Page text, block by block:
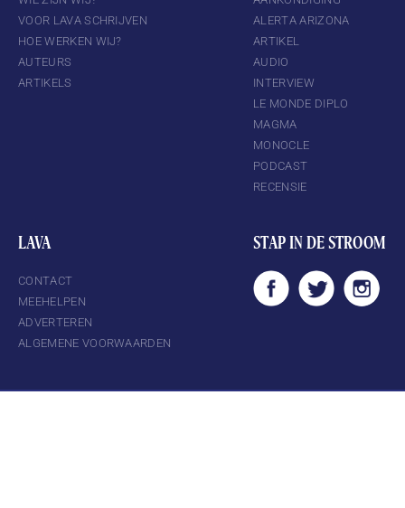
VOOR LAVA SCHRIJVEN
HOE WERKEN WIJ?
AUTEURS
ARTIKELS
ALERTA ARIZONA
ARTIKEL
AUDIO
INTERVIEW
LE MONDE DIPLO
MAGMA
MONOCLE
PODCAST
RECENSIE
LAVA
CONTACT
MEEHELPEN
ADVERTEREN
ALGEMENE VOORWAARDEN
STAP IN DE STROOM